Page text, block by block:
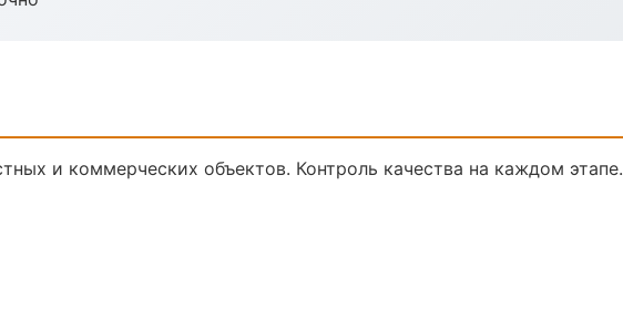
и коммерческих объектов. Контроль качества на каждом этапе.